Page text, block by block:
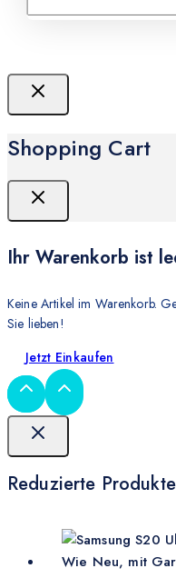
Shopping Cart
Ihr Warenkorb ist
Keine Artikel im Warenkorb.
Sie lieben!
Jetzt Einkaufen
Reduzierte Produkte